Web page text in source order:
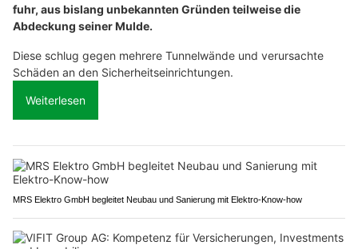
fuhr, aus bislang unbekannten Gründen teilweise die
Abdeckung seiner Mulde.
Diese schlug gegen mehrere Tunnelwände und verursachte
Schäden an den Sicherheitseinrichtungen.
Weiterlesen
MRS Elektro GmbH begleitet Neubau und Sanierung mit Elektro-Know-how